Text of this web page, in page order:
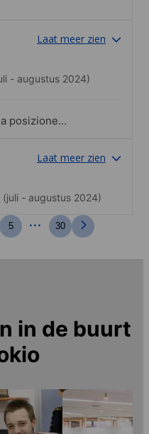
Laat meer zien
- augustus 2024)
posizione
in classe di
davvero
volta
precedente
Laat meer zien
(juli - augustus 2024)
5 ... 30
in de buurt